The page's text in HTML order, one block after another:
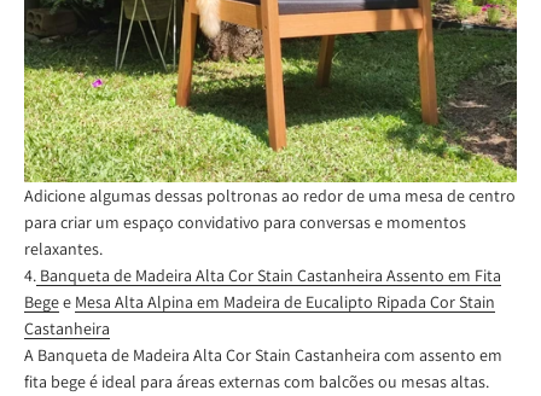
Adicione algumas dessas poltronas ao redor de uma mesa de centro
para criar um espaço convidativo para conversas e momentos
relaxantes.
4. Banqueta de Madeira Alta Cor Stain Castanheira Assento em Fita
Begee Mesa Alta Alpina em Madeira de Eucalipto Ripada Cor Stain
Castanheira
A Banqueta de Madeira Alta Cor Stain Castanheira com assento em
fita bege é ideal para áreas externas com balcões ou mesas altas.